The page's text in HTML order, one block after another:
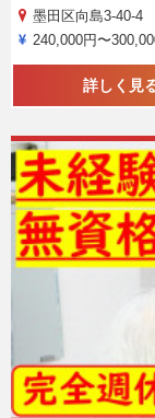
墨田区向島3-40-4
240,000円〜
詳しく見